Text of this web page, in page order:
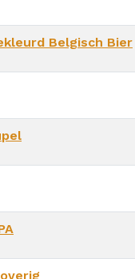
Belgisch Bier